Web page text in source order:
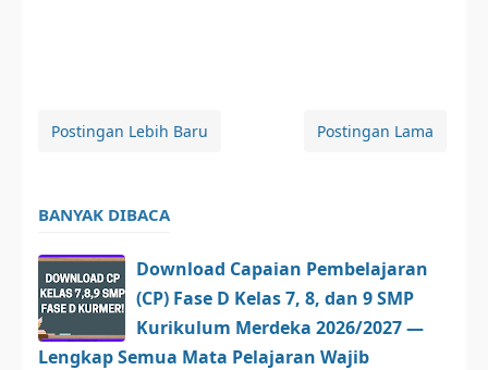
Postingan Lebih Baru Postingan Lama
BANYAK DIBACA
Download Capaian Pembelajaran
(CP) Fase D Kelas 7, 8, dan 9 SMP
Kurikulum Merdeka 2026/2027 —
Lengkap Semua Mata Pelajaran Wajib